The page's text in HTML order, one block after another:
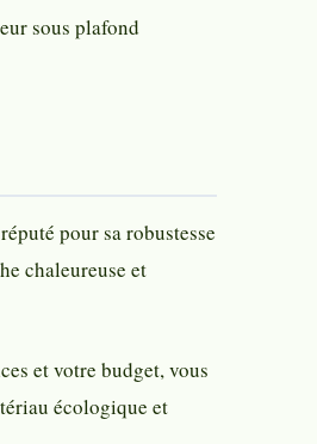
sous plafond
pour sa robustesse
chaleureuse et
et votre budget, vous
écologique et